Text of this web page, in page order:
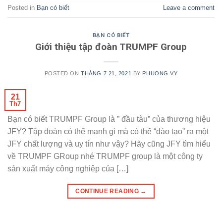
Posted in Bạn có biết Leave a comment
BẠN CÓ BIẾT
Giới thiệu tập đoàn TRUMPF Group
POSTED ONTHÁNG 7 21, 2021 BY PHUONG VY
21
Th7
Bạn có biết TRUMPF Group là ” đầu tàu” của thương hiệu
JFY? Tập đoàn có thế mạnh gì mà có thể “đào tạo” ra một
JFY chất lượng và uy tín như vậy? Hãy cũng JFY tìm hiểu
về TRUMPF GRoup nhé TRUMPF group là một công ty
sản xuất máy công nghiệp của […]
CONTINUE READING →